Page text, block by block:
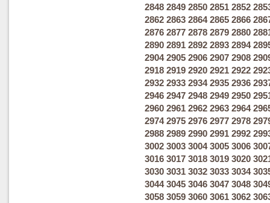
2848 2849 2850 2851 2852
2862 2863 2864 2865 2866
2876 2877 2878 2879 2880
2890 2891 2892 2893 2894
2904 2905 2906 2907 2908
2918 2919 2920 2921 2922
2932 2933 2934 2935 2936
2946 2947 2948 2949 2950
2960 2961 2962 2963 2964
2974 2975 2976 2977 2978
2988 2989 2990 2991 2992
3002 3003 3004 3005 3006
3016 3017 3018 3019 3020
3030 3031 3032 3033 3034
3044 3045 3046 3047 3048
3058 3059 3060 3061 3062